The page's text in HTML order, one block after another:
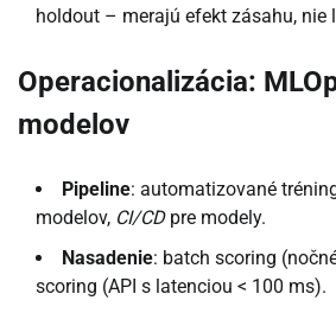
holdout – merajú efekt zásahu, nie
Operacionalizácia:
modelov
Pipeline: automatizované
modelov, CI/CDpre modely.
Nasadenie: batch scoring
scoring (API s latenciou < 100 ms).